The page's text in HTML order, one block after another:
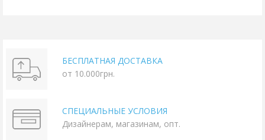
БЕСПЛАТНАЯ ДОСТАВКА
от 10.000грн.
СПЕЦИАЛЬНЫЕ УСЛОВИЯ
Дизайнерам, магазинам, опт.